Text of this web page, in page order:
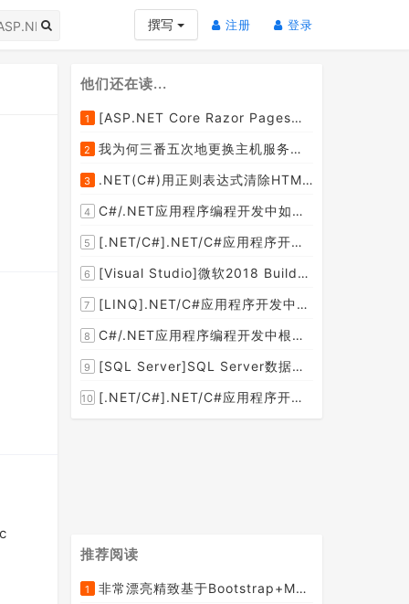
撰写 注册 (current)
登录
他们还在读...
1 [ASP.NET Core Razor Pages系列教程]ASP.NET Core Razor Pages中的PageModel(09)
2 我为何三番五次地更换主机服务提供商？
3 .NET(C#)用正则表达式清除HTML标签（包括script和style），保留纯本文
4 C#/.NET应用程序编程开发中如何将两张或者多张图片合并成一张图片？
5 [.NET/C#].NET/C#应用程序开发的单元测试中如何获取当前程序集所在的目录路径？
6 [Visual Studio]微软2018 Build大会:发布Visual Studio,Visual Stuido for Mac,.NET Core以及Xamarin.Forms的最新版本及更新
7 [LINQ].NET/C#应用程序开发中如何使用LINQ查询集合中元素的某个属性值在另外一个集合中存在的子集？
8 C#/.NET应用程序编程开发中根据查询条件动态创建LINQ的Where查询表达式的实现方案
9 [SQL Server]SQL Server数据库中如何设置主键列为自增列？
10 [.NET/C#].NET/C#应用程序开发中如何实现十进制数字和十六进制间的相互转换呢？
推荐阅读
1
非常漂亮精致基于Bootstrap+Material+Angular的轻量级响应式后台管理系统模板框架UI